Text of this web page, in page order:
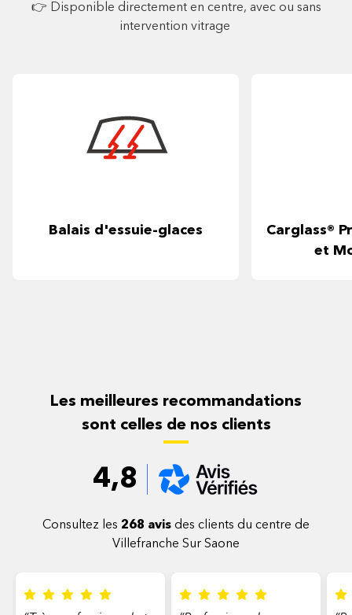
👉 Disponible directement en centre, avec ou sans
intervention vitrage
Balais d'essuie-glaces
Carglass®
et
Les meilleures recommandations
sont celles de nos clients
4,8
Consultez les 268 avis des clients du centre de
Villefranche Sur Saone